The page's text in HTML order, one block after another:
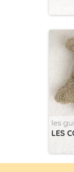
les
LES